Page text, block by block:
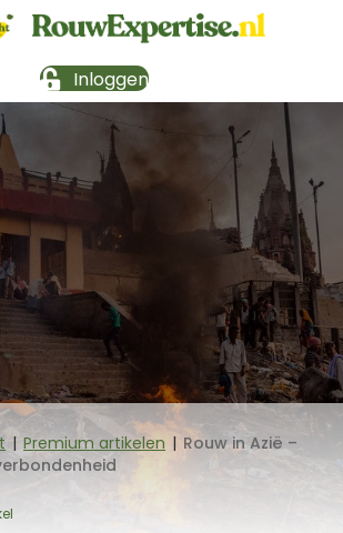
Inloggen
| Premium artikelen | Rouw in Azië –